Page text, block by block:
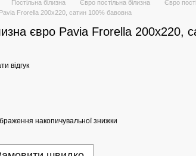
Постільна білизна Євро постільна білизна
Євро
Frorella 200x220, сатин 100% бавовна
євро Pavia Frorella 200x220,
відгук
накопичувальної знижки